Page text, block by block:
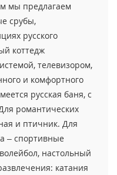
мы предлагаем
срубы,
русского
коттедж
телевизором,
и комфортного
русская баня, с
романтических
и птичник. Для
– спортивные
настольный
катания